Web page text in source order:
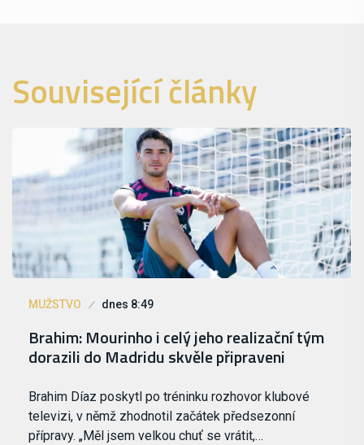
Související články
MUŽSTVO dnes 8:49
Brahim: Mourinho i celý jeho realizační tým
dorazili do Madridu skvěle připraveni
Brahim Díaz poskytl po tréninku rozhovor klubové
televizi, v němž zhodnotil začátek předsezonní
přípravy. „Měl jsem velkou chuť se vrátit,…